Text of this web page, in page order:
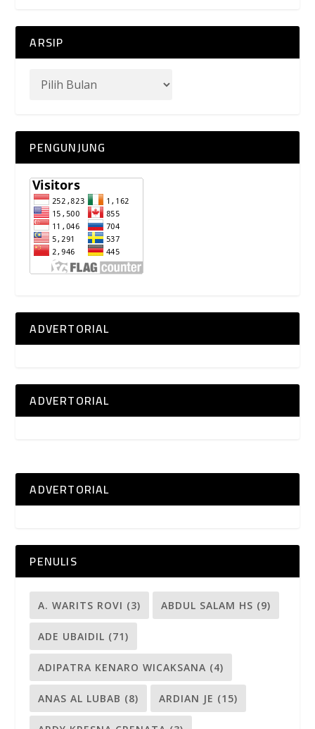
ARSIP
PENGUNJUNG
ADVERTORIAL
ADVERTORIAL
ADVERTORIAL
PENULIS
A. WARITS ROVI (3) ABDUL SALAM HS (9)
ADE UBAIDIL (71)
ADIPATRA KENARO WICAKSANA (4)
ANAS AL LUBAB (8) ARDIAN JE (15)